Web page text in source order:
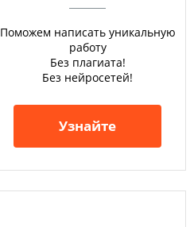
Поможем написать уникальную
работу
Без плагиата!
Без нейросетей!
Узнайте